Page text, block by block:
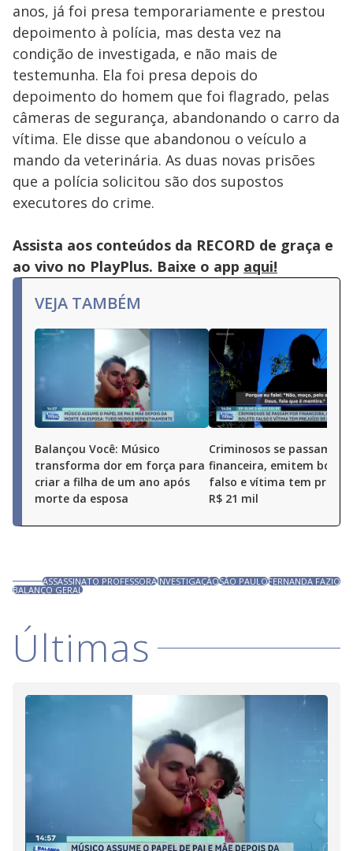
anos, já foi presa temporariamente e prestou
depoimento à polícia, mas desta vez na
condição de investigada, e não mais de
testemunha. Ela foi presa depois do
depoimento do homem que foi flagrado, pelas
câmeras de segurança, abandonando o carro da
vítima. Ele disse que abandonou o veículo a
mando da veterinária. As duas novas prisões
que a polícia solicitou são dos supostos
executores do crime.
Assista aos conteúdos da RECORD de graça e
ao vivo no PlayPlus. Baixe o app aqui!
VEJA TAMBÉM
Balançou Você: Músico
transforma dor em força para
criar a filha de um ano após
morte da esposa
Criminosos se passam por
financeira, emitem boleto
falso e vítima tem
R$ 21 mil
ASSASSINATO PROFESSORAINVESTIGAÇÃOSÃO PAULOFERNANDA FAZIO
BALANÇO GERAL
Últimas